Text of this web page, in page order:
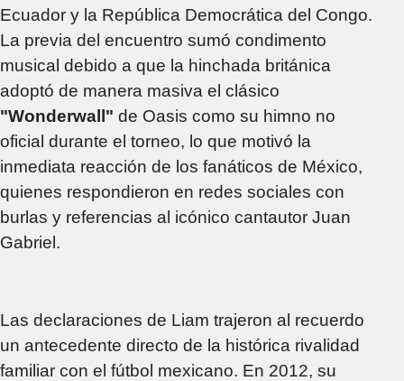
Ecuador y la República Democrática del Congo.
La previa del encuentro sumó condimento
musical debido a que la hinchada británica
adoptó de manera masiva el clásico
"Wonderwall" de Oasis como su himno no
oficial durante el torneo, lo que motivó la
inmediata reacción de los fanáticos de México,
quienes respondieron en redes sociales con
burlas y referencias al icónico cantautor Juan
Gabriel.
Las declaraciones de Liam trajeron al recuerdo
un antecedente directo de la histórica rivalidad
familiar con el fútbol mexicano. En 2012, su